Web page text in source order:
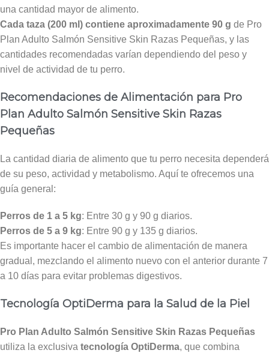
una cantidad mayor de alimento.
Cada taza (200 ml) contiene aproximadamente 90 g de Pro
Plan Adulto Salmón Sensitive Skin Razas Pequeñas, y las
cantidades recomendadas varían dependiendo del peso y
nivel de actividad de tu perro.
Recomendaciones de Alimentación para Pro
Plan Adulto Salmón Sensitive Skin Razas
Pequeñas
La cantidad diaria de alimento que tu perro necesita dependerá
de su peso, actividad y metabolismo. Aquí te ofrecemos una
guía general:
Perros de 1 a 5 kg: Entre 30 g y 90 g diarios.
Perros de 5 a 9 kg: Entre 90 g y 135 g diarios.
Es importante hacer el cambio de alimentación de manera
gradual, mezclando el alimento nuevo con el anterior durante 7
a 10 días para evitar problemas digestivos.
Tecnología OptiDerma para la Salud de la Piel
Pro Plan Adulto Salmón Sensitive Skin Razas Pequeñas
utiliza la exclusiva tecnología OptiDerma, que combina